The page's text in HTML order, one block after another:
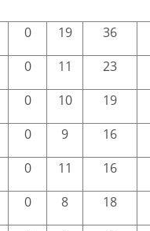
0 19
36
0 11
23
0 10
19
0 9
16
0 11
16
0 8
18